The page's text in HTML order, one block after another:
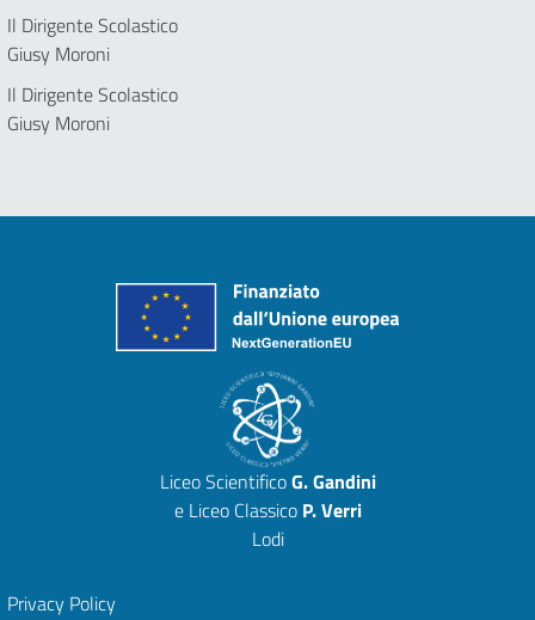
Il Dirigente Scolastico
Giusy Moroni
Il Dirigente Scolastico
Giusy Moroni
Liceo ScientificoG. Gandini
e Liceo Classico P. Verri
Lodi
Privacy Policy